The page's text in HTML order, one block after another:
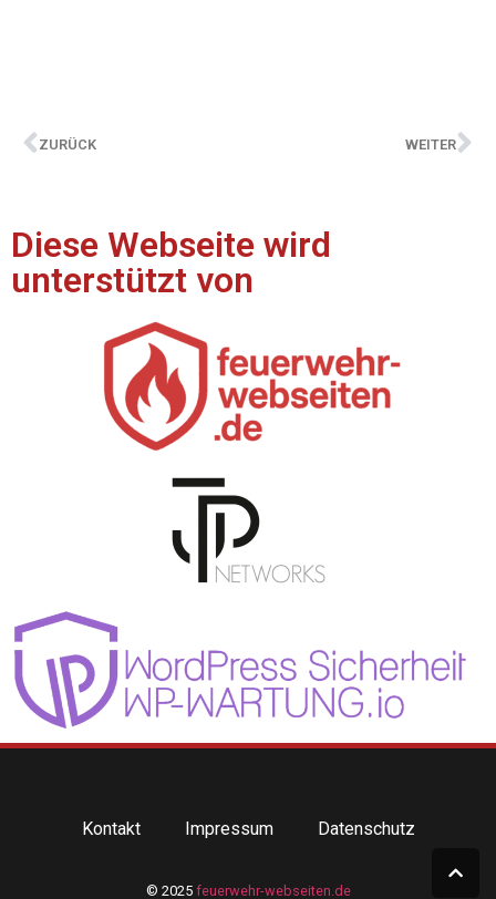
ZURÜCK WEITER
Diese Webseite wird
unterstützt von
Kontakt Impressum Datenschutz
© 2025 feuerwehr-webseiten.de